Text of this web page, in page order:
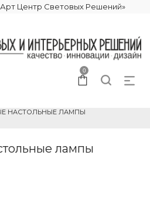
Центр Световых Решений»
0
НАСТОЛЬНЫЕ ЛАМПЫ
лампы